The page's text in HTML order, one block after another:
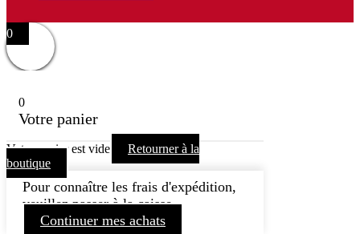
0
0
Votre panier
Votre panier est vide
Retourner à la
boutique
Pour connaître les frais d'expédition,
veuillez passer à la caisse.
Continuer mes achats